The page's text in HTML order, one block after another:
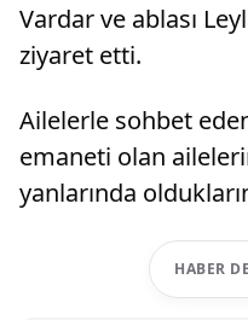
Vardar ve ablası
ziyaret etti.
Ailelerle sohbet
emaneti olan
yanlarında
HABER